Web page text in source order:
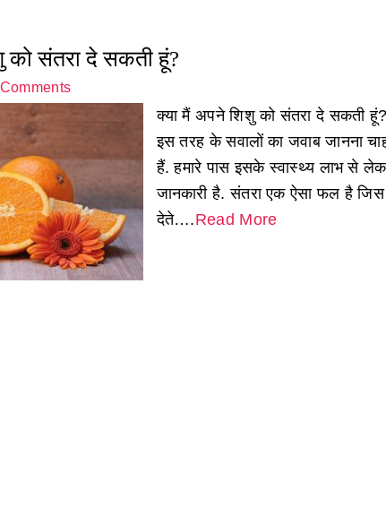
को संतरा दे सकती हूं?
क्या मैं अपने शिशु को संतरा दे सकती
इस तरह के सवालों का जवाब जानना
हैं. हमारे पास इसके स्वास्थ्य लाभ से
जानकारी है. संतरा एक ऐसा फल है जिस
देते….Read More